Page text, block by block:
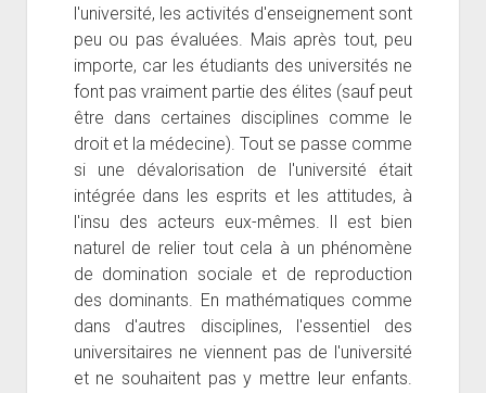
l'université, les activités d'enseignement sont
peu ou pas évaluées. Mais après tout, peu
importe, car les étudiants des universités ne
font pas vraiment partie des élites (sauf peut
être dans certaines disciplines comme le
droit et la médecine). Tout se passe comme
si une dévalorisation de l'université était
intégrée dans les esprits et les attitudes, à
l'insu des acteurs eux-mêmes. Il est bien
naturel de relier tout cela à un phénomène
de domination sociale et de reproduction
des dominants. En mathématiques comme
dans d'autres disciplines, l'essentiel des
universitaires ne viennent pas de l'université
et ne souhaitent pas y mettre leur enfants.